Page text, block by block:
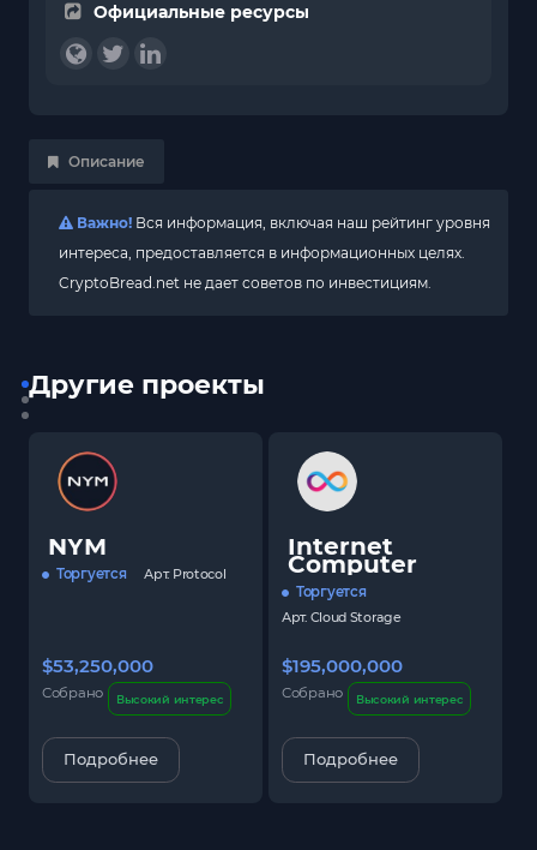
Официальные ресурсы
Описание
Важно! Вся информация, включая наш рейтинг уровня
интереса, предоставляется в информационных целях.
CryptoBread.net не дает советов по инвестициям.
Другие проекты
NYM
Торгуется Арт. Protocol
$53,250,000
Собрано Высокий интерес
Подробнее
Internet
Computer
Торгуется
Арт. Cloud Storage
$195,000,000
Собрано Высокий интерес
Подробнее